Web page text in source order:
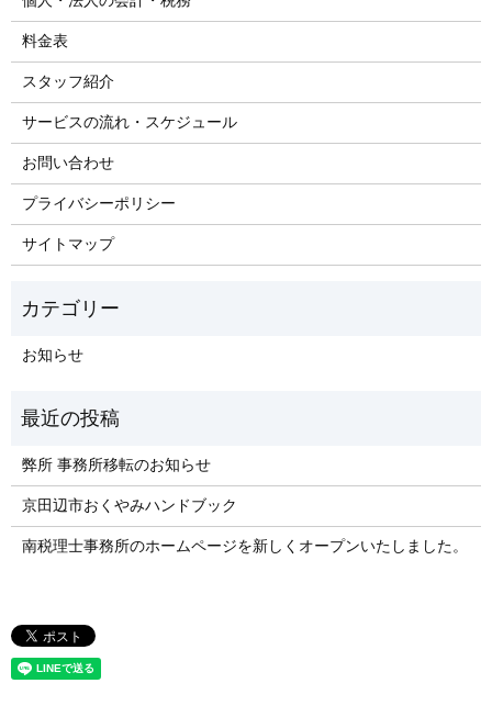
料金表
スタッフ紹介
サービスの流れ・スケジュール
お問い合わせ
プライバシーポリシー
サイトマップ
お知らせ
弊所 事務所移転のお知らせ
京田辺市おくやみハンドブック
南税理士事務所のホームページを新しくオープンいたしました。